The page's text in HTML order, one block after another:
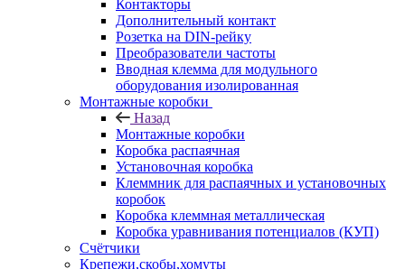
Контакторы
Дополнительный контакт
Розетка на DIN-рейку
Преобразователи частоты
Вводная клемма для модульного
оборудования изолированная
Монтажные коробки
Назад
Монтажные коробки
Коробка распаячная
Установочная коробка
Клеммник для распаячных и установочных
коробок
Коробка клеммная металлическая
Коробка уравнивания потенциалов (КУП)
Счётчики
Крепежи,скобы,хомуты